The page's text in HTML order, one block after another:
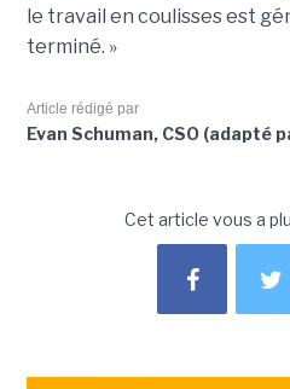
le travail en coulisses est
terminé. »
Article rédigé par
Evan Schuman, CSO (adapté
Cet article vous a